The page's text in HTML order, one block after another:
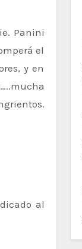
el
y en
al